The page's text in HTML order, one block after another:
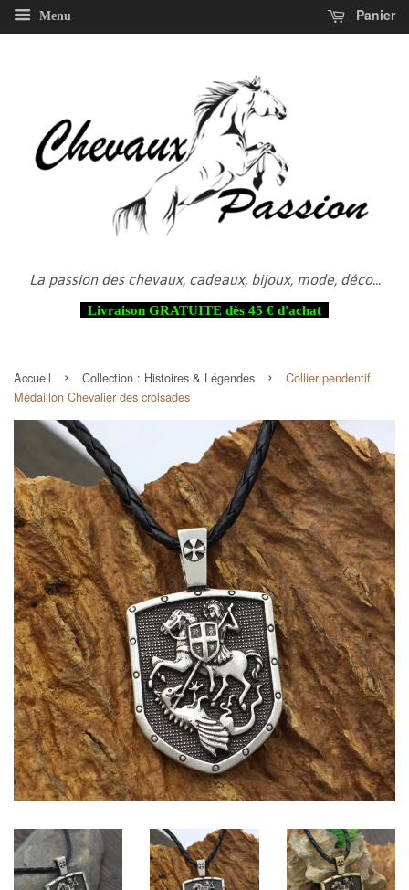
Menu Panier
La passion des chevaux, cadeaux, bijoux, mode, déco...
Livraison GRATUITE dès 45 € d'achat
Accueil › Collection : Histoires & Légendes ›
Collier pendentif
Médaillon Chevalier des croisades